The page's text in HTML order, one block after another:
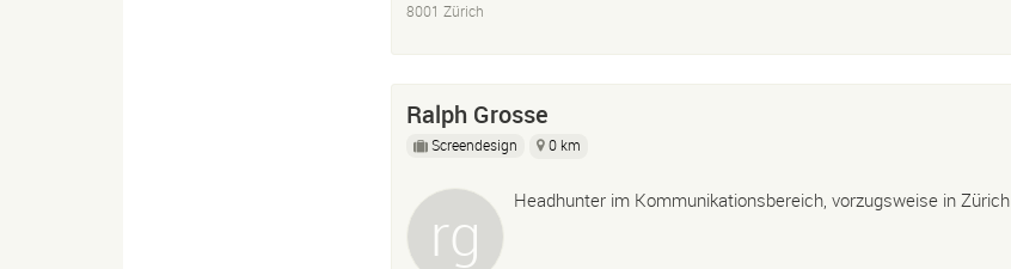
8001 Zürich
Ralph Grosse
Screendesign 0 km
Headhunter im Kommunikationsbereich, vorzugsweise in Zürich